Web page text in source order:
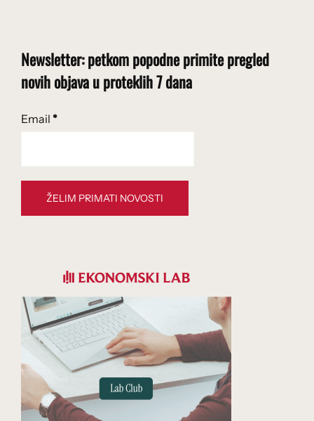
Newsletter: petkom popodne primite pregled
novih objava u proteklih 7 dana
Email *